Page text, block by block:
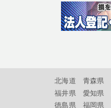
北海道 青森県
福井県
愛知県
徳島県
福岡県